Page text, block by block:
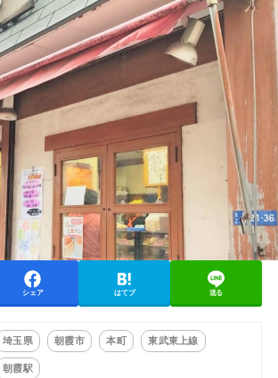
シェア はてブ 送る
埼玉県 朝霞市 本町 東武東上線
朝霞駅